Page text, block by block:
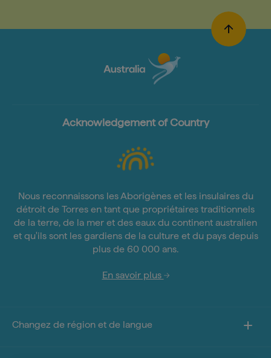
Acknowledgement of Country
Nous reconnaissons les Aborigènes et les insulaires du
détroit de Torres en tant que propriétaires traditionnels
de la terre, de la mer et des eaux du continent australien
et qu'ils sont les gardiens de la culture et du pays depuis
plus de 60 000 ans.
En savoir plus
Changez de région et de langue